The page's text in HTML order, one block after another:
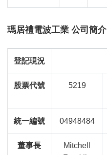
瑪居禮電波工業 公司簡介
登記現況
股票代號 5219
統一編號 04948484
董事長
Mitchell